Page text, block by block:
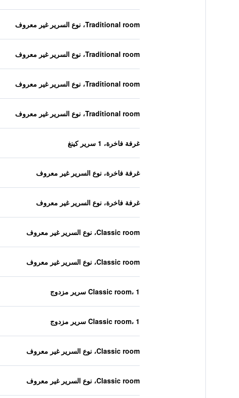
Traditional room، نوع السرير غير معروف
Traditional room، نوع السرير غير معروف
Traditional room، نوع السرير غير معروف
Traditional room، نوع السرير غير معروف
غرفة فاخرة، 1 سرير كينغ
غرفة فاخرة، نوع السرير غير معروف
غرفة فاخرة، نوع السرير غير معروف
Classic room، نوع السرير غير معروف
Classic room، نوع السرير غير معروف
Classic room، 1 سرير مزدوج
Classic room، 1 سرير مزدوج
Classic room، نوع السرير غير معروف
Classic room، نوع السرير غير معروف